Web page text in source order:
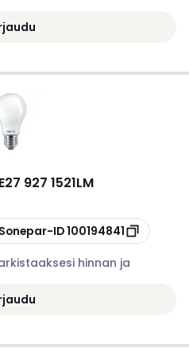
927 1521LM
Sonepar-ID100194841
hinnan ja